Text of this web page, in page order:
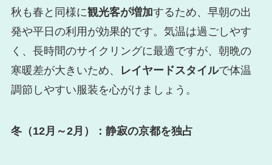
秋も春と同様に観光客が増加するため、早朝の出
発や平日の利用が効果的です。気温は過ごしやす
く、長時間のサイクリングに最適ですが、朝晩の
寒暖差が大きいため、
レイヤードスタイルで体温
調節しやすい服装を心がけましょう。
冬（12月～2月）：静寂の京都を独占